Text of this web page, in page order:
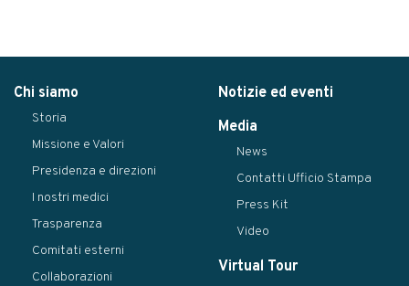
Chi siamo
Storia
Missione e Valori
Presidenza e direzioni
I nostri medici
Trasparenza
Comitati esterni
Collaborazioni
Notizie ed eventi
Media
News
Contatti Ufficio Stampa
Press Kit
Video
Virtual Tour